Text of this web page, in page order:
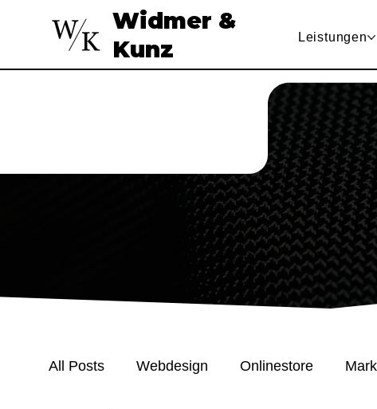
Widmer &
Kunz
Leistungen
All Posts Webdesign Onlinestore